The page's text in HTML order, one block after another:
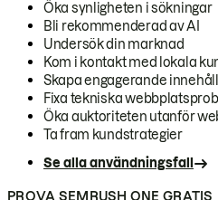
Öka synligheten i sökningar
Bli rekommenderad av AI
Undersök din marknad
Kom i kontakt med lokala
Skapa engagerande innehåll
Fixa tekniska
Öka auktoriteten utanför
Ta fram kundstrategier
Se alla användningsfall
PROVA SEMRUSH ONE GRATIS